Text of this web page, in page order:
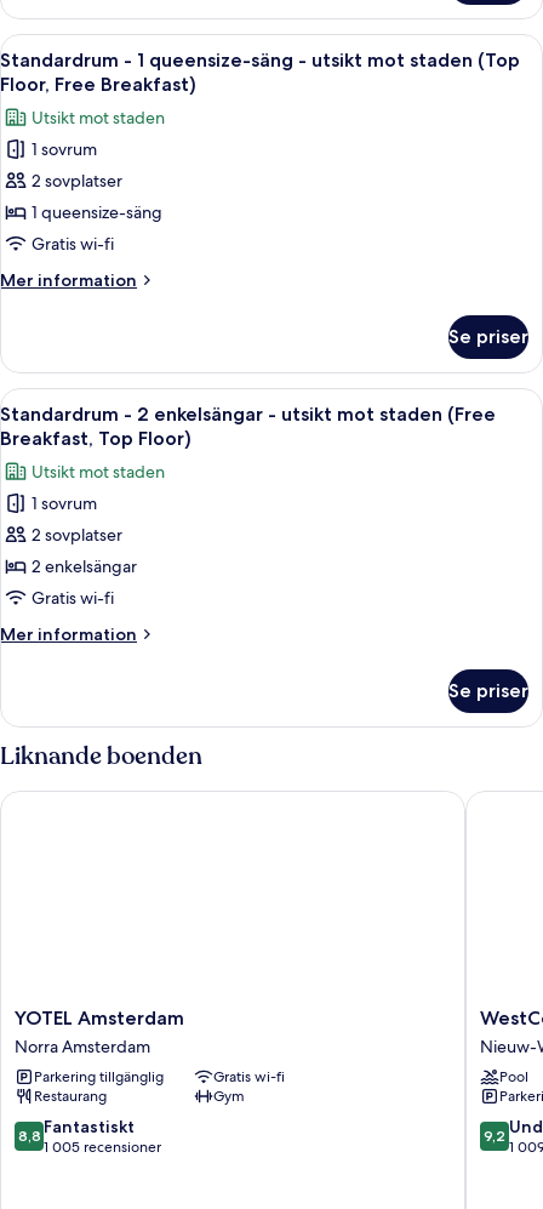
(Upgraded,
Free
Breakfast)
Öppna
alla
foton
för
Standardrum
-
1
queensize-
säng
-
mot
staden
(Top
Floor,
Free
Breakfast)
En säng med vita och orangefärgade
12
Standardrum - 1 queensize-säng - utsikt mot staden (Top
Floor, Free Breakfast)
Utsikt mot staden
1 sovrum
2 sovplatser
1 queensize-säng
Gratis wi-fi
Mer information
Mer
-
queensize-
säng
utsikt
mot
staden
(Top
Floor,
Breakfast)
Se priser
Öppna
alla
foton
för
Standardrum
-
2
enkelsängar
-
utsikt
staden
(Free
Breakfast,
Top
En säng med vita och orangefärgade
10
Standardrum - 2 enkelsängar - utsikt mot staden (Free
Breakfast, Top Floor)
Utsikt mot staden
1 sovrum
2 sovplatser
2 enkelsängar
Gratis wi-fi
Mer information
Mer
-
2
enkelsängar
utsikt
Se priser
Liknande boenden
YOTEL
Amsterdam
Norra
Amsterdam
YOTEL Amsterdam
Norra Amsterdam
Parkering tillgänglig
Gratis wi-fi
Restaurang
Gym
8.8
av
8,8 Fantastiskt
1 005 recensioner
YOTEL Amsterdam
Fashion
Hotel
Nieuw-
West
Nieuw-
Pool
9.2
av
9,2
1